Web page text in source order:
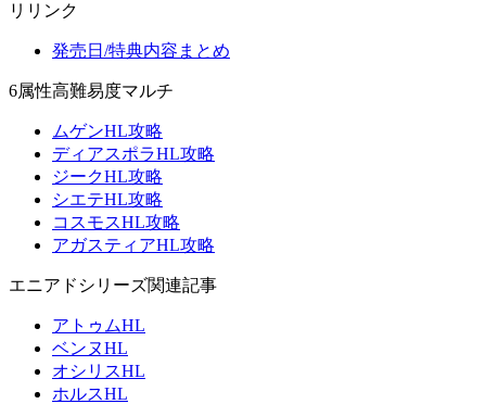
リリンク
発売日/特典内容まとめ
6属性高難易度マルチ
ムゲンHL攻略
ディアスポラHL攻略
ジークHL攻略
シエテHL攻略
コスモスHL攻略
アガスティアHL攻略
エニアドシリーズ関連記事
アトゥムHL
ベンヌHL
オシリスHL
ホルスHL